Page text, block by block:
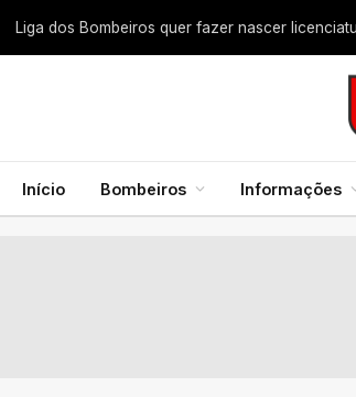
Início Bombeiros Informações